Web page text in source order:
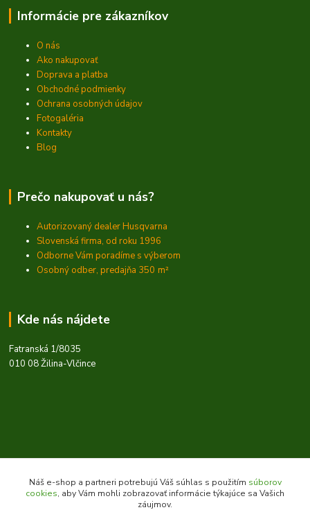
Informácie pre zákazníkov
O nás
Ako nakupovať
Doprava a platba
Obchodné podmienky
Ochrana osobných údajov
Fotogaléria
Kontakty
Blog
Prečo nakupovať u nás?
Autorizovaný dealer Husqvarna
Slovenská firma, od roku 1996
Odborne Vám poradíme s výberom
Osobný odber, predajňa 350 m²
Kde nás nájdete
Fatranská 1/8035
010 08 Žilina-Vlčince
Náš e-shop a partneri potrebujú Váš súhlas s použitím súborov
cookies, aby Vám mohli zobrazovať informácie týkajúce sa Vašich
záujmov.